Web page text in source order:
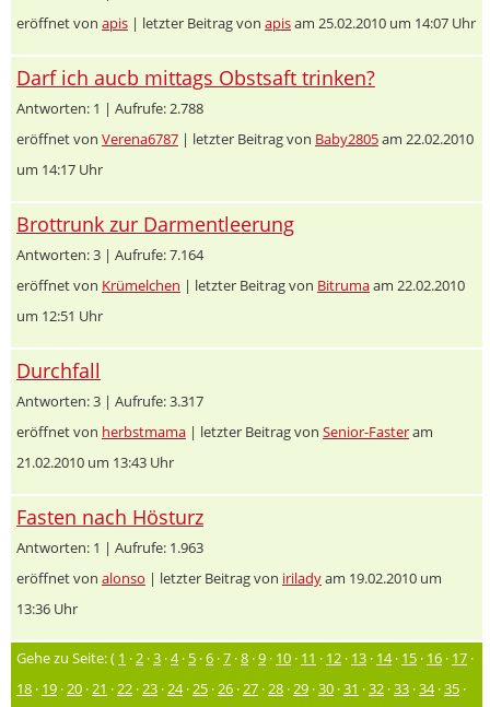
eröffnet von apis | letzter Beitrag von apisam 25.02.2010 um 14:07 Uhr
Darf ich aucb mittags Obstsaft trinken?
Antworten: 1 | Aufrufe: 2.788
eröffnet von Verena6787 | letzter Beitrag von Baby2805am 22.02.2010
um 14:17 Uhr
Brottrunk zur Darmentleerung
Antworten: 3 | Aufrufe: 7.164
eröffnet von Krümelchen | letzter Beitrag von Bitrumaam 22.02.2010
um 12:51 Uhr
Durchfall
Antworten: 3 | Aufrufe: 3.317
eröffnet von herbstmama | letzter Beitrag von Senior-Fasteram
21.02.2010 um 13:43 Uhr
Fasten nach Hösturz
Antworten: 1 | Aufrufe: 1.963
eröffnet von alonso | letzter Beitrag von iriladyam 19.02.2010 um
13:36 Uhr
Gehe zu Seite: ( 1 ·2 ·3 ·4· 5 ·6 ·7 ·8 ·9 · 10 · 11 · 12 · 13 · 14· 15 · 16 · 17 ·
18 · 19 ·20 ·21 ·22 ·23 ·24·25 ·26 ·27 ·28 ·29 ·30 ·31 ·32 ·33 ·34·35 ·